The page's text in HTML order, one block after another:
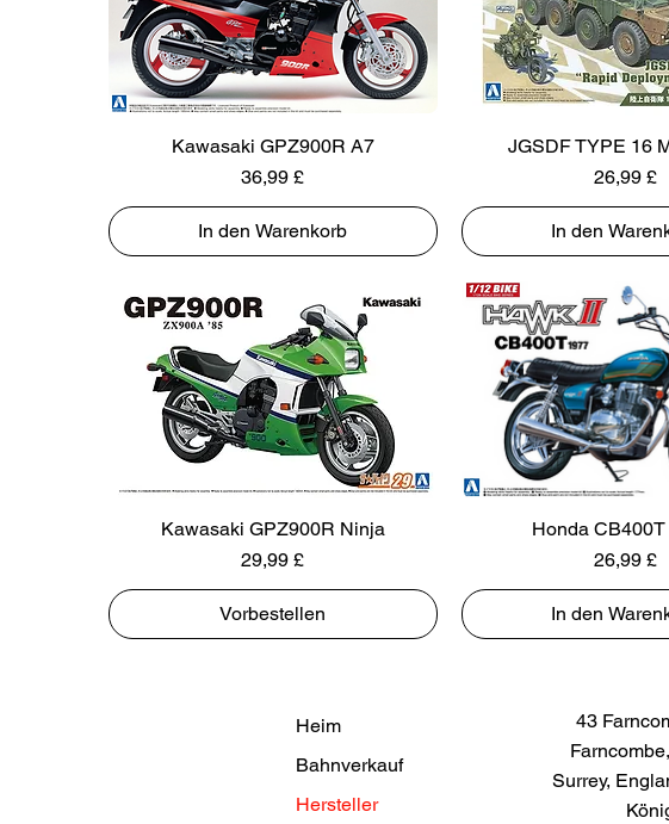
Kawasaki GPZ900R A7
Preis
36,99 £
In den Warenkorb
JGSDF TYPE 16
Preis
26,99 £
In den
Kawasaki GPZ900R Ninja
Preis
29,99 £
Vorbestellen
Honda
Preis
26,99 £
In den
Heim
Bahnverkauf
Hersteller
43
Surrey,